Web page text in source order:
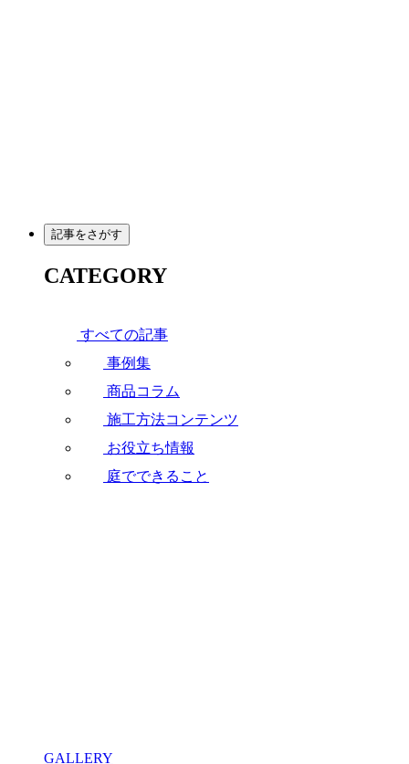
記事をさがす
CATEGORY
すべての記事
事例集
商品コラム
施工方法コンテンツ
お役立ち情報
庭でできること
GALLERY